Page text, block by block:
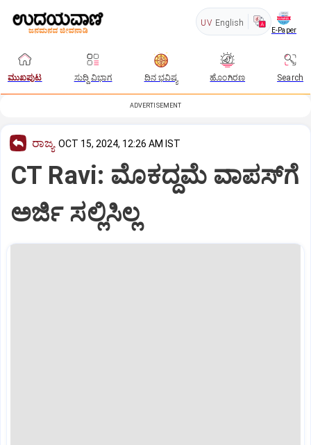
UV English
E-Paper
ಮುಖಪುಟ ಸುದ್ದಿ ವಿಭಾಗ ದಿನ ಭವಿಷ್ಯ ಹೊಂಗಿರಣ Search
ADVERTISEMENT
ರಾಜ್ಯ OCT 15, 2024, 12:26 AM IST
CT Ravi: ಮೊಕದ್ದಮೆ ವಾಪಸ್‌ಗೆ
ಅರ್ಜಿ ಸಲ್ಲಿಸಿಲ್ಲ